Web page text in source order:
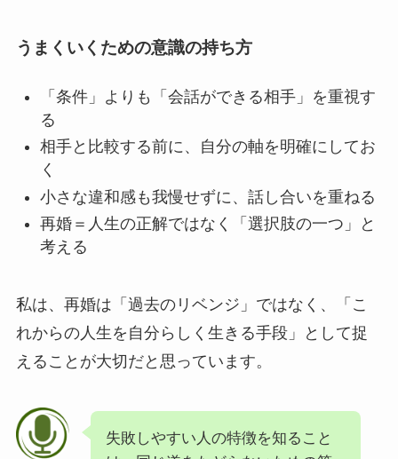
うまくいくための意識の持ち方
「条件」よりも「会話ができる相手」を重視す
る
相手と比較する前に、自分の軸を明確にしてお
く
小さな違和感も我慢せずに、話し合いを重ねる
再婚＝人生の正解ではなく「選択肢の一つ」と
考える
私は、再婚は「過去のリベンジ」ではなく、「こ
れからの人生を自分らしく生きる手段」として捉
えることが大切だと思っています。
失敗しやすい人の特徴を知ること